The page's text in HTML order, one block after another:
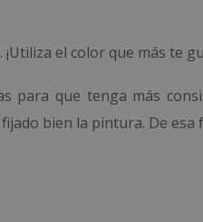
el color que más te
para que tenga más
bien la pintura. De